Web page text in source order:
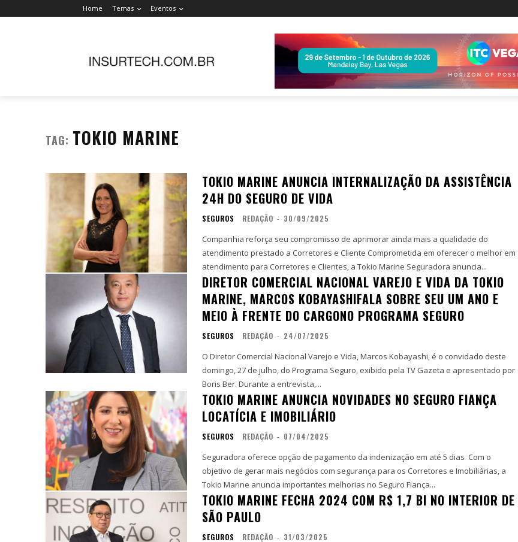
Home Temas Eventos
TAG: TOKIO MARINE
TOKIO MARINE ANUNCIA INTERNALIZAÇÃO DA ASSISTÊNCIA
24H DO SEGURO DE VIDA
SEGUROS REDAÇÃO - 30/09/2025
Companhia reforça seu compromisso de aprimorar ainda mais a qualidade do
atendimento prestado a Corretores e Cliente Comprometida em oferecer o melhor em
atendimento para Corretores e Clientes, a Tokio Marine Seguradora anuncia...
DIRETOR COMERCIAL NACIONAL VAREJO E VIDA DA TOKIO
MARINE, MARCOS KOBAYASHIFALA SOBRE SEU UM ANO E
MEIO À FRENTE DO CARGONO PROGRAMA SEGURO
SEGUROS REDAÇÃO - 24/07/2025
O Diretor Comercial Nacional Varejo e Vida, Marcos Kobayashi, é o convidado deste
domingo, 27 de julho, do Programa Seguro, exibido pela TV Gazeta e apresentado por
Boris Ber. Durante a entrevista,...
TOKIO MARINE ANUNCIA NOVIDADES NO SEGURO FIANÇA
LOCATÍCIA E IMOBILIÁRIO
SEGUROS REDAÇÃO - 07/04/2025
Seguradora oferece opção de pagamento da indenização em até 5 dias Com o
objetivo de gerar mais negócios com segurança para os Corretores e Imobiliárias, a
Tokio Marine anuncia importantes melhorias no Seguro Fiança...
TOKIO MARINE FECHA 2024 COM R$ 1,7 BI NO INTERIOR DE
SÃO PAULO
SEGUROS REDAÇÃO - 31/03/2025